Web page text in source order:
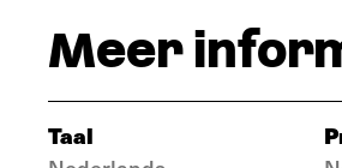
Meer
Taal